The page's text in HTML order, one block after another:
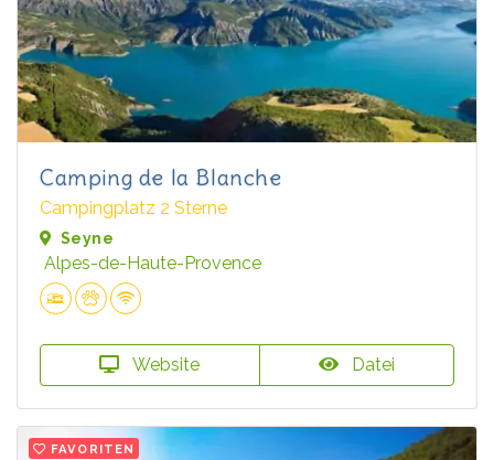
Camping de la Blanche
Campingplatz 2 Sterne
Seyne
Alpes-de-Haute-Provence
Website Datei
FAVORITEN